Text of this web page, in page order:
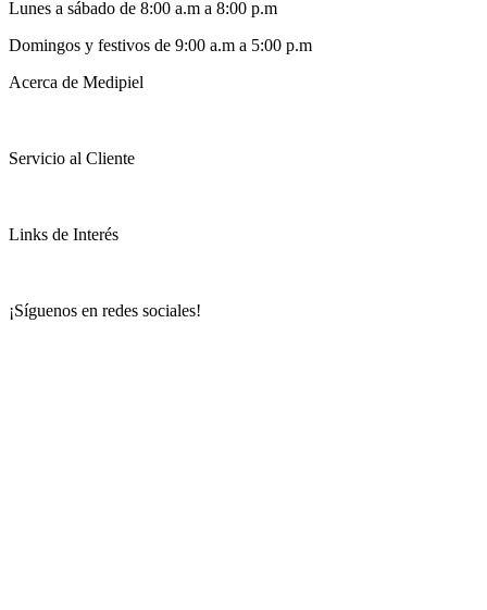
Lunes a sábado de 8:00 a.m a 8:00 p.m
Domingos y festivos de 9:00 a.m a 5:00 p.m
Acerca de Medipiel
Servicio al Cliente
Links de Interés
¡Síguenos en redes sociales!